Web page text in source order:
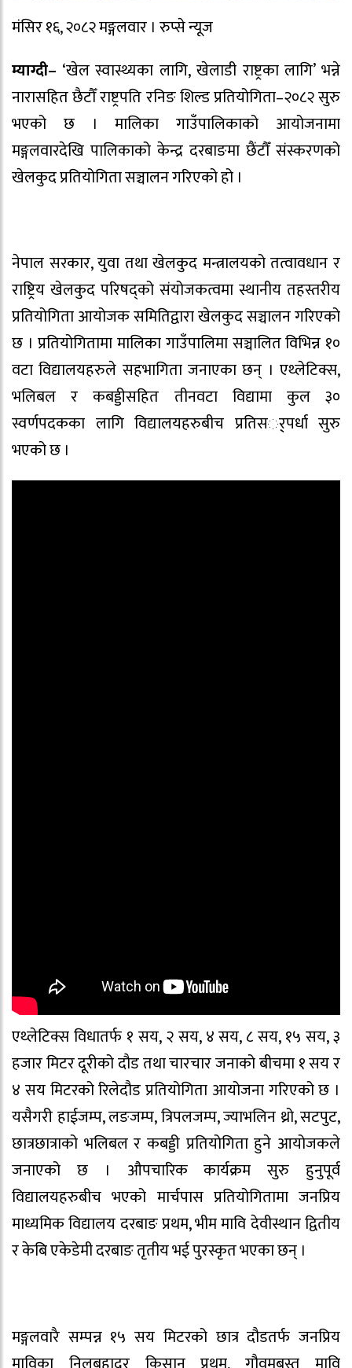
मंसिर १६, २०८२ मङ्गलवार । रुप्से न्यूज
म्याग्दी– ‘खेल स्वास्थ्यका लागि, खेलाडी राष्ट्रका लागि’ भन्ने
नारासहित छैटौँ राष्ट्रपति रनिङ शिल्ड प्रतियोगिता–२०८२ सुरु
भएको छ । मालिका गाउँपालिकाको आयोजनामा
मङ्गलवारदेखि पालिकाको केन्द्र दरबाङमा छैंटौँ संस्करणको
खेलकुद प्रतियोगिता सञ्चालन गरिएको हो ।
नेपाल सरकार, युवा तथा खेलकुद मन्त्रालयको तत्वावधान र
राष्ट्रिय खेलकुद परिषद्को संयोजकत्वमा स्थानीय तहस्तरीय
प्रतियोगिता आयोजक समितिद्वारा खेलकुद सञ्चालन गरिएको
छ । प्रतियोगितामा मालिका गाउँपालिमा सञ्चालित विभिन्न १०
वटा विद्यालयहरुले सहभागिता जनाएका छन् । एथ्लेटिक्स,
भलिबल र कबड्डीसहित तीनवटा विद्यामा कुल ३०
स्वर्णपदकका लागि विद्यालयहरुबीच प्रतिसर््पर्धा सुरु
भएको छ ।
एथ्लेटिक्स विधातर्फ १ सय, २ सय, ४ सय, ८ सय, १५ सय, ३
हजार मिटर दूरीको दौड तथा चारचार जनाको बीचमा १ सय र
४ सय मिटरको रिलेदौड प्रतियोगिता आयोजना गरिएको छ ।
यसैगरी हाईजम्प, लङजम्प, त्रिपलजम्प, ज्याभलिन थ्रो, सटपुट,
छात्रछात्राको भलिबल र कबड्डी प्रतियोगिता हुने आयोजकले
जनाएको छ । औपचारिक कार्यक्रम सुरु हुनुपूर्व
विद्यालयहरुबीच भएको मार्चपास प्रतियोगितामा जनप्रिय
माध्यमिक विद्यालय दरबाङ प्रथम, भीम मावि देवीस्थान द्वितीय
र केबि एकेडेमी दरबाङ तृतीय भई पुरस्कृत भएका छन् ।
मङ्गलवारै सम्पन्न १५ सय मिटरको छात्र दौडतर्फ जनप्रिय